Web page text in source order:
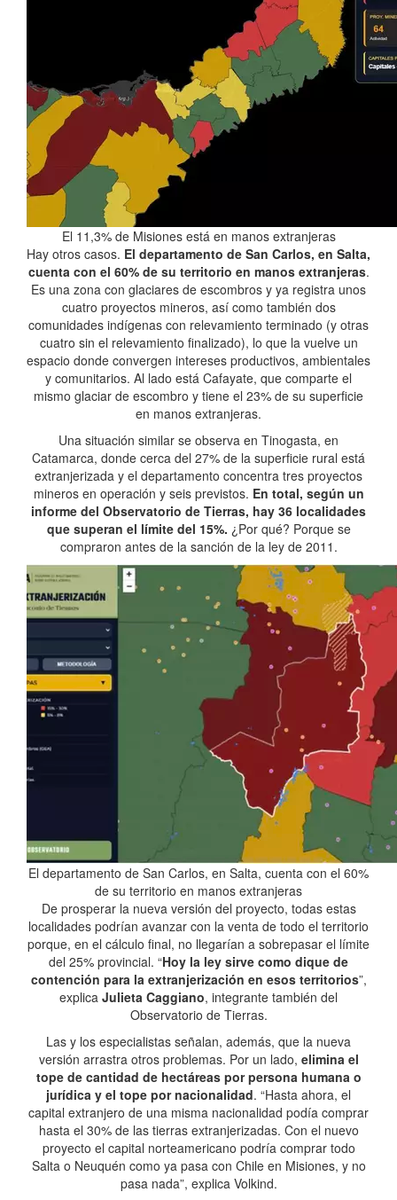
El 11,3% de Misiones está en manos extranjeras
Hay otros casos. El departamento de San Carlos, en Salta,
cuenta con el 60% de su territorio en manos extranjeras.
Es una zona con glaciares de escombros y ya registra unos
cuatro proyectos mineros, así como también dos
comunidades indígenas con relevamiento terminado (y otras
cuatro sin el relevamiento finalizado), lo que la vuelve un
espacio donde convergen intereses productivos, ambientales
y comunitarios. Al lado está Cafayate, que comparte el
mismo glaciar de escombro y tiene el 23% de su superficie
en manos extranjeras.
Una situación similar se observa en Tinogasta, en
Catamarca, donde cerca del 27% de la superficie rural está
extranjerizada y el departamento concentra tres proyectos
mineros en operación y seis previstos. En total, según un
informe del Observatorio de Tierras, hay 36 localidades
que superan el límite del 15%. ¿Por qué? Porque se
compraron antes de la sanción de la ley de 2011.
El departamento de San Carlos, en Salta, cuenta con el 60%
de su territorio en manos extranjeras
De prosperar la nueva versión del proyecto, todas estas
localidades podrían avanzar con la venta de todo el territorio
porque, en el cálculo final, no llegarían a sobrepasar el límite
del 25% provincial. “Hoy la ley sirve como dique de
contención para la extranjerización en esos territorios”,
explica Julieta Caggiano, integrante también del
Observatorio de Tierras.
Las y los especialistas señalan, además, que la nueva
versión arrastra otros problemas. Por un lado, elimina el
tope de cantidad de hectáreas por persona humana o
jurídica y el tope por nacionalidad. “Hasta ahora, el
capital extranjero de una misma nacionalidad podía comprar
hasta el 30% de las tierras extranjerizadas. Con el nuevo
proyecto el capital norteamericano podría comprar todo
Salta o Neuquén como ya pasa con Chile en Misiones, y no
pasa nada”, explica Volkind.